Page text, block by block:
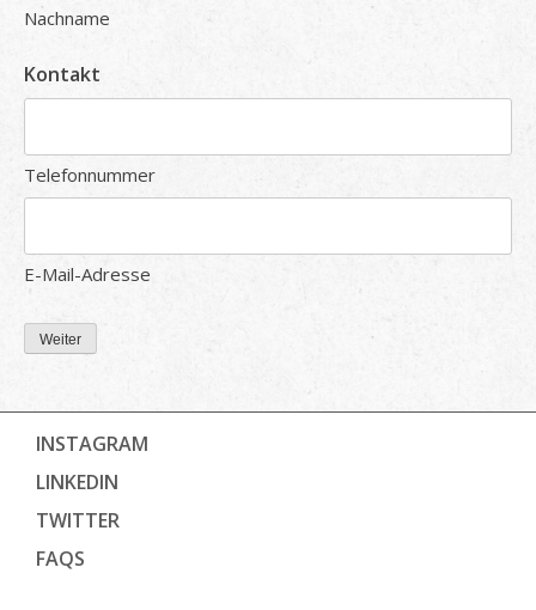
Nachname
Kontakt
Telefonnummer
E-Mail-Adresse
Weiter
INSTAGRAM
LINKEDIN
TWITTER
FAQS